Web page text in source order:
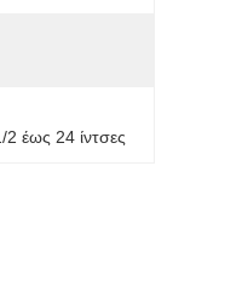
έως 24 ίντσες